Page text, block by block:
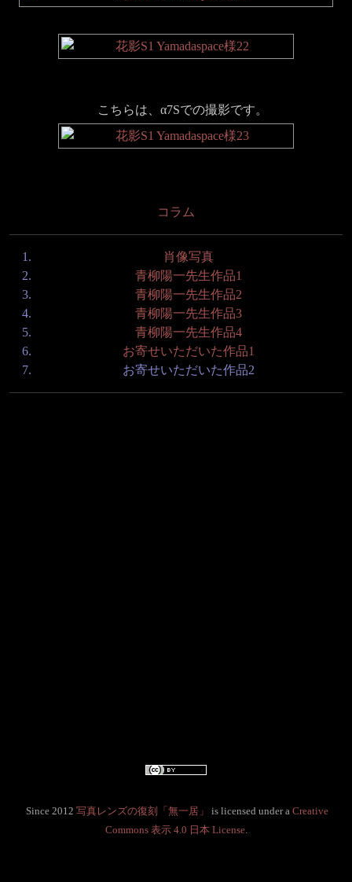
こちらは、α7Sでの撮影です。
コラム
肖像写真
青柳陽一先生作品1
青柳陽一先生作品2
青柳陽一先生作品3
青柳陽一先生作品4
お寄せいただいた作品1
お寄せいただいた作品2
Since 2012 写真レンズの復刻「無一居」 is licensed under a Creative
Commons 表示 4.0 日本 License.